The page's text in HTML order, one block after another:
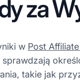
za
w Post
takie jak